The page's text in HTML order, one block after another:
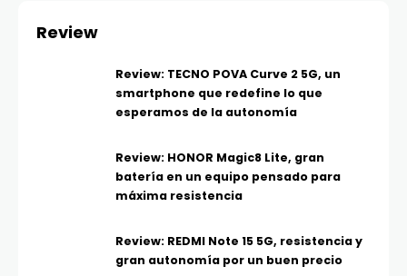
Review
Review: TECNO POVA Curve 2 5G, un
smartphone que redefine lo que
esperamos de la autonomía
Review: HONOR Magic8 Lite, gran
batería en un equipo pensado para
máxima resistencia
Review: REDMI Note 15 5G, resistencia y
gran autonomía por un buen precio